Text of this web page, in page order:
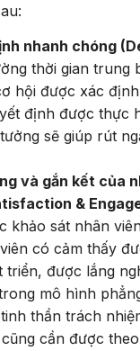
nhanh chóng
thời gian trung
hội được xác
định được thực
sẽ giúp rút
và gắn kết của
&
khảo sát nhân
có cảm thấy
triển, được lắng
mô hình
thần trách
cần được